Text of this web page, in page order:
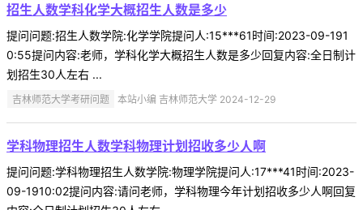
招生人数学科化学大概招生人数是多少
提问问题:招生人数学院:化学学院提问人:15***61时间:2023-09-191
0:55提问内容:老师，学科化学大概招生人数是多少回复内容:全日制计
划招生30人左右 ...
吉林师范大学考研问题 本站小编 吉林师范大学 2024-12-29
学科物理招生人数学科物理计划招收多少人啊
提问问题:学科物理招生人数学院:物理学院提问人:17***41时间:2023-
09-1910:02提问内容:请问老师，学科物理今年计划招收多少人啊回复